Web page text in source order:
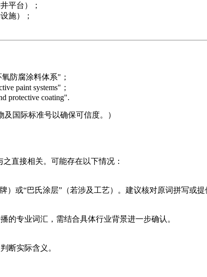
平台）；
施）；
防腐涂料体系"；
paint systems"；
protective coating".
国际标准号以确保可信度。）
直接相关。可能存在以下情况：
或“巴氏涂层”（若涉及工艺）。建议核对原词拼写或提
的专业词汇，需结合具体行业背景进一步确认。
断实际含义。